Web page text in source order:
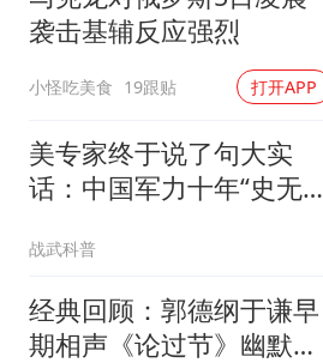
袭击基辅反应强烈
小怪吃美食 19跟贴 打开APP
美专家终于说了句大实
话：中国军力十年“史无前
住了
战武科普
经典回顾：郭德纲于谦早
期相声《论过节》幽默风